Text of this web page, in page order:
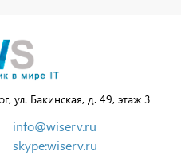
ул. Бакинская, д. 49, этаж 3
info@wiserv.ru
skype:wiserv.ru